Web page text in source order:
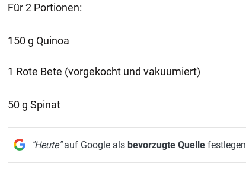
Für 2 Portionen:
150 g Quinoa
1 Rote Bete (vorgekocht und vakuumiert)
50 g Spinat
"Heute"auf Google als bevorzugte Quellefestlegen